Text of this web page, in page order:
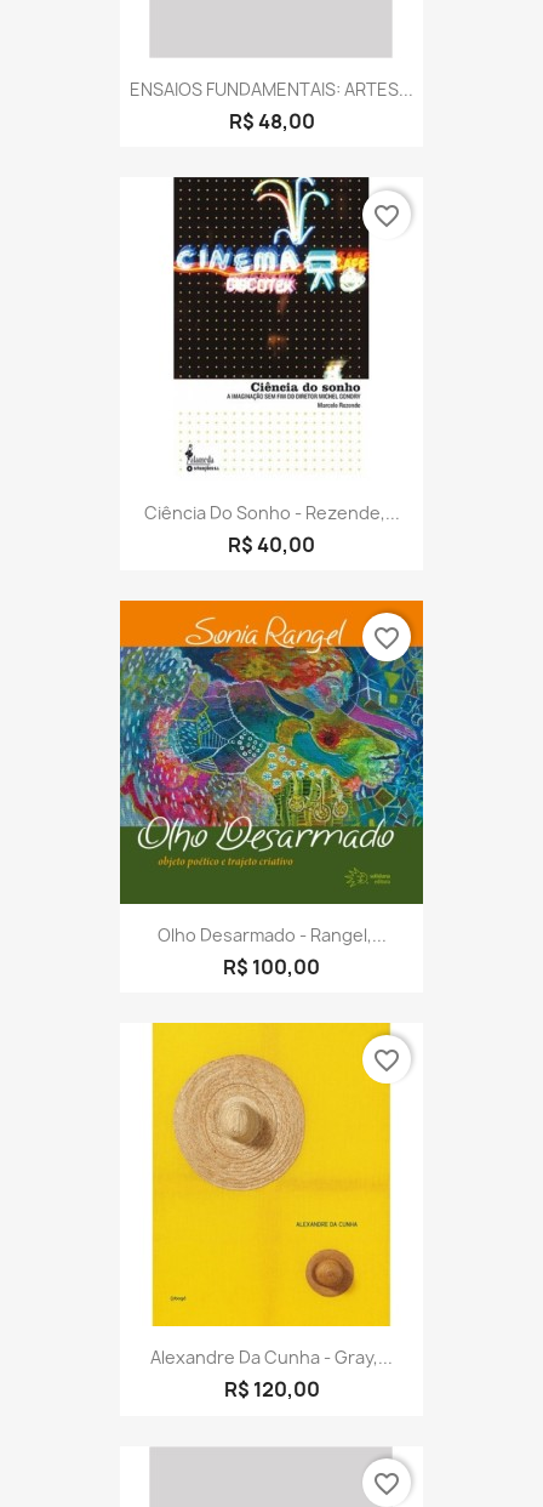
ENSAIOS FUNDAMENTAIS: ARTES...
R$ 48,00
Ciência Do Sonho - Rezende,...
R$ 40,00
favorite_border
Olho Desarmado - Rangel,...
R$ 100,00
favorite_border
Alexandre Da Cunha - Gray,...
R$ 120,00
favorite_border
favorite_border